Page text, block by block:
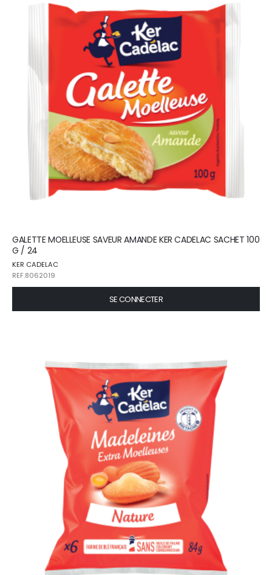
GALETTE MOELLEUSE SAVEUR AMANDE KER CADELAC SACHET 100
G / 24
KER CADELAC
REF.8062019
SE CONNECTER